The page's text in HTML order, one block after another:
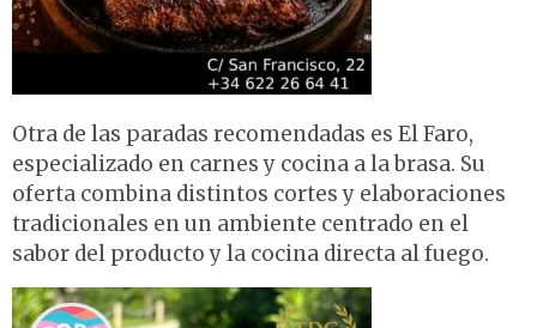
Otra de las paradas recomendadas es El Faro,
especializado en carnes y cocina a la brasa. Su
oferta combina distintos cortes y elaboraciones
tradicionales en un ambiente centrado en el
sabor del producto y la cocina directa al fuego.